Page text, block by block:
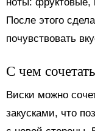
После этого
почувствовать
С чем
Виски можно
закусками, что